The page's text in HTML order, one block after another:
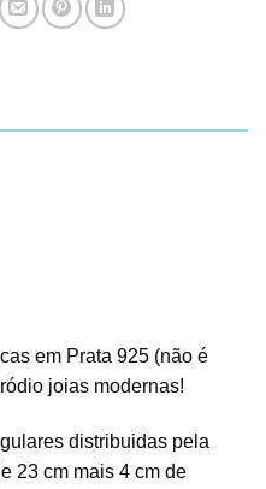
em Prata 925 (não é
joias modernas!
distribuidas pela
23 cm mais 4 cm de